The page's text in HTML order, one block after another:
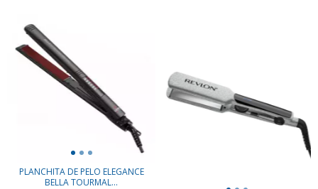
PLANCHITA DE PELO ELEGANCE
BELLA TOURMAL...